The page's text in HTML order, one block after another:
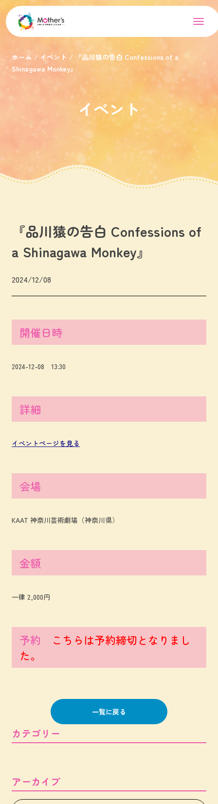
ホーム イベント
『品川猿の告白 Confessions of a
Shinagawa Monkey』
イベント
『品川猿の告白 Confessions of
a Shinagawa Monkey』
2024/12/08
開催日時
2024-12-08 13:30
詳細
イベントページを見る
会場
KAAT 神奈川芸術劇場（神奈川県）
金額
一律 2,000円
予約
こちらは予約締切となりまし
た。
一覧に戻る
カテゴリー
アーカイブ